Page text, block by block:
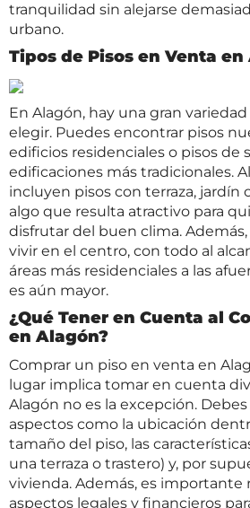
tranquilidad sin alejarse
urbano.
Tipos de Pisos en Venta
En Alagón, hay una gran
elegir. Puedes encontrar pisos
edificios residenciales o pisos de
edificaciones más tradicionales.
incluyen pisos con terraza, jardín
algo que resulta atractivo para
disfrutar del buen clima.
vivir en el centro, con todo al
áreas más residenciales a las
es aún mayor.
¿Qué Tener en Cuenta al
en Alagón?
Comprar un piso en venta en
lugar implica tomar en cuenta
Alagón no es la excepción.
aspectos como la ubicación
tamaño del piso, las
una terraza o trastero) y, por
vivienda. Además, es importante
aspectos legales y financieros